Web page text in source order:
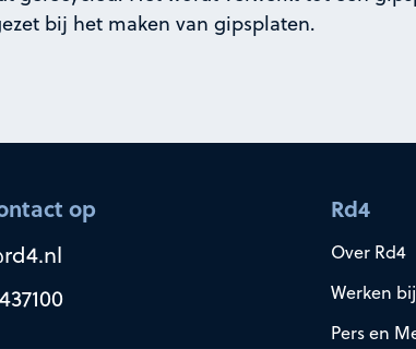
bij het maken van gipsplaten.
op
Rd4
Over Rd4
Werken
Pers en